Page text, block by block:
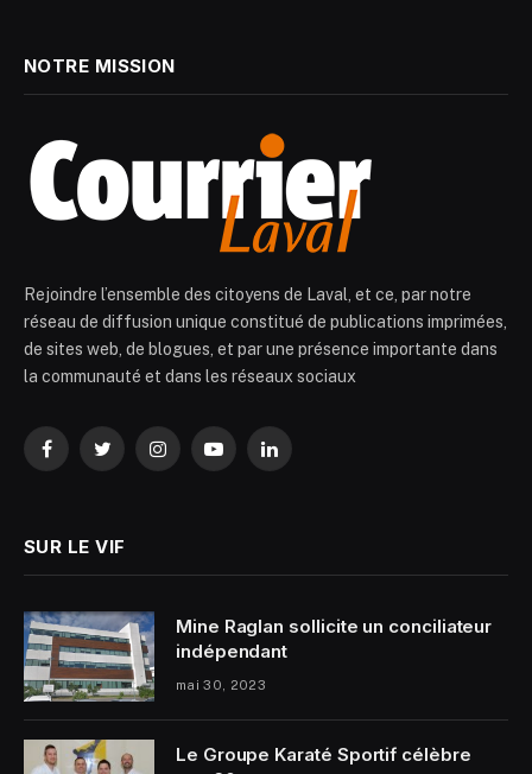
NOTRE MISSION
Rejoindre l’ensemble des citoyens de Laval, et ce, par notre
réseau de diffusion unique constitué de publications imprimées,
de sites web, de blogues, et par une présence importante dans
la communauté et dans les réseaux sociaux
FacebookTwitterInstagramYouTubeLinkedIn
SUR LE VIF
Mine Raglan sollicite un conciliateur
indépendant
mai 30, 2023
Le Groupe Karaté Sportif célèbre